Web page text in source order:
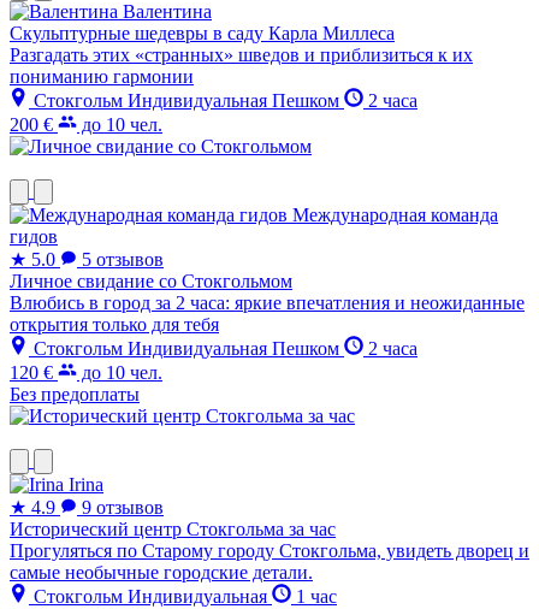
Валентина
Скульптурные шедевры в саду Карла Миллеса
Разгадать этих «странных» шведов и приблизиться к их
пониманию гармонии
Стокгольм Индивидуальная Пешком
2 часа
200 €
до 10 чел.
Международная команда
гидов
★ 5.0
5 отзывов
Личное свидание со Стокгольмом
Влюбись в город за 2 часа: яркие впечатления и неожиданные
открытия только для тебя
Стокгольм Индивидуальная Пешком
2 часа
120 €
до 10 чел.
Без предоплаты
Irina
★ 4.9
9 отзывов
Исторический центр Стокгольма за час
Прогуляться по Старому городу Стокгольма, увидеть дворец и
самые необычные городские детали.
Стокгольм Индивидуальная
1 час